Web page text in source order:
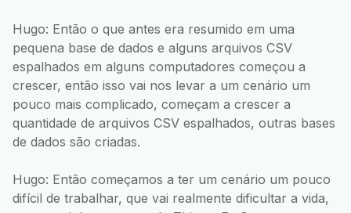
Hugo: Então o que antes era resumido em uma
pequena base de dados e alguns arquivos CSV
espalhados em alguns computadores começou a
crescer, então isso vai nos levar a um cenário um
pouco mais complicado, começam a crescer a
quantidade de arquivos CSV espalhados, outras bases
de dados são criadas.
Hugo: Então começamos a ter um cenário um pouco
difícil de trabalhar, que vai realmente dificultar a vida,